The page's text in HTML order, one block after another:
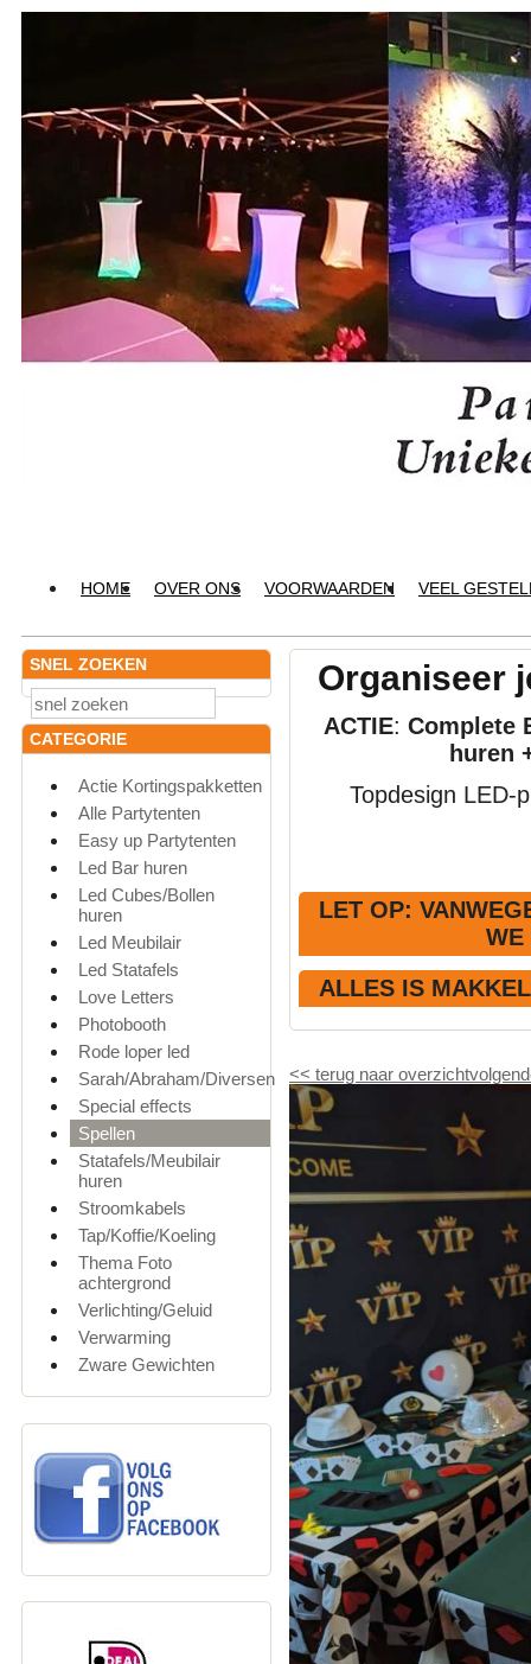
HOME OVER ONS VOORWAARDEN VEEL
SNEL ZOEKEN
CATEGORIE
Actie Kortingspakketten
Alle Partytenten
Easy up Partytenten
Led Bar huren
Led Cubes/Bollen
huren
Led Meubilair
Led Statafels
Love Letters
Photobooth
Rode loper led
Sarah/Abraham/Diversen
Special effects
Spellen
Statafels/Meubilair
huren
Stroomkabels
Tap/Koffie/Koeling
Thema Foto
achtergrond
Verlichting/Geluid
Verwarming
Zware Gewichten
Organiseer
ACTIE: Complete
huren
Topdesign LED-
LET OP:
ALLES IS
<< terug naar overzicht